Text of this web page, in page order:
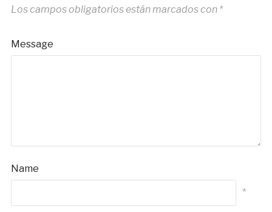
Los campos obligatorios están marcados con *
Message
Name
*